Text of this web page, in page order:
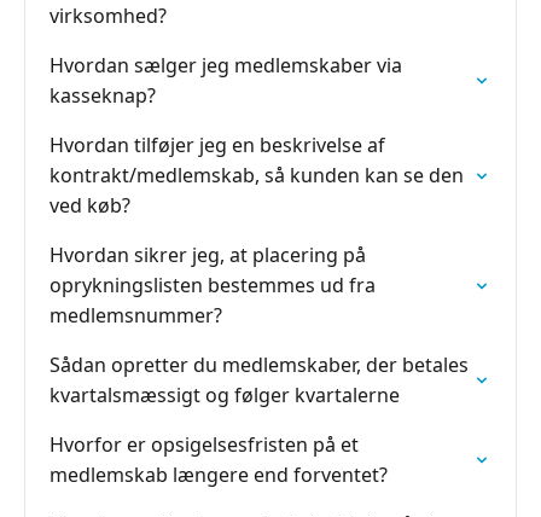
virksomhed?
Hvordan sælger jeg medlemskaber via
kasseknap?
Hvordan tilføjer jeg en beskrivelse af
kontrakt/medlemskab, så kunden kan se den
ved køb?
Hvordan sikrer jeg, at placering på
oprykningslisten bestemmes ud fra
medlemsnummer?
Sådan opretter du medlemskaber, der betales
kvartalsmæssigt og følger kvartalerne
Hvorfor er opsigelsesfristen på et
medlemskab længere end forventet?